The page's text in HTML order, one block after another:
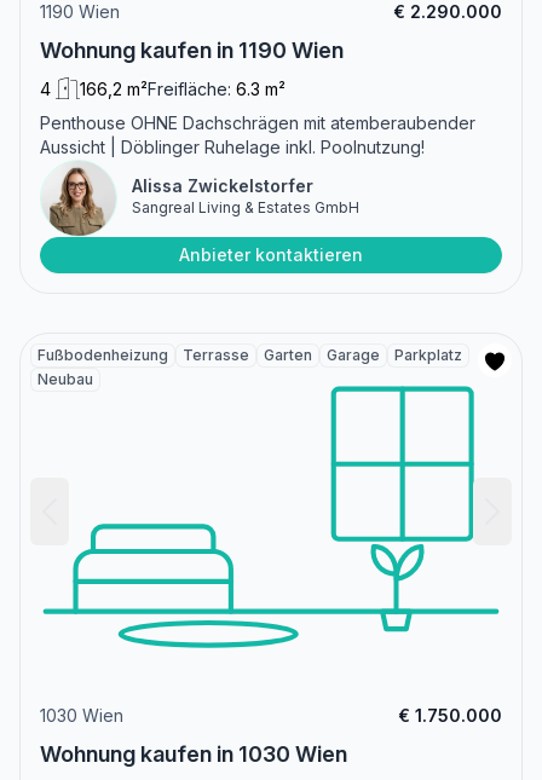
1190 Wien € 2.290.000
Wohnung kaufen in 1190 Wien
4 166,2 m²Freifläche: 6.3 m²
Penthouse OHNE Dachschrägen mit atemberaubender
Aussicht | Döblinger Ruhelage inkl. Poolnutzung!
Alissa Zwickelstorfer
Sangreal Living & Estates GmbH
Anbieter kontaktieren
Fußbodenheizung Terrasse Garten Garage
Parkplatz
Neubau
1030 Wien € 1.750.000
Wohnung kaufen in 1030 Wien